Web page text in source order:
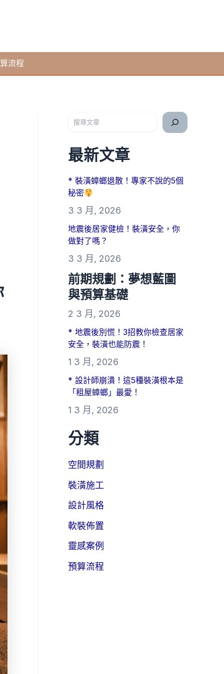
流程
最新文章
* 裝潢蟑螂退散！專家不說的5個
秘密
3 3 月, 2026
地震後居家健檢！裝潢安全，你
做對了嗎？
3 3 月, 2026
前期規劃：夢想藍圖
與預算基礎
2 3 月, 2026
* 地震後別慌！3招教你檢查居家
安全，裝潢也能防震！
1 3 月, 2026
* 設計師崩潰！這5種裝潢根本是
「租屋蟑螂」最愛！
1 3 月, 2026
分類
空間規劃
裝潢施工
設計風格
軟裝佈置
靈感案例
預算流程